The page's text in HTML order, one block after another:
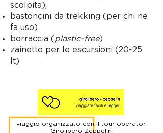
scolpita);
bastoncini da trekking (per chi ne
fa uso)
borraccia (plastic-free)
zainetto per le escursioni (20-25
lt)
viaggio organizzato con il tour operator
Girolibero Zeppelin